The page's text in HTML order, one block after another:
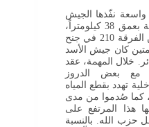
نفّذها الجيش
الإسرائيلي داخل الأراضي السورية بعمق 38 كيلومتراً،
حيث دخل مئات جنود الاحتياط من الفرقة 210 في جنح
كان جيش الأسد
خلال المهمة، عقد
مع بعض الدروز
تهدد بقطع المياه
كما صُدموا من مدى
هذا المرتفع على
الله. بالنسبة